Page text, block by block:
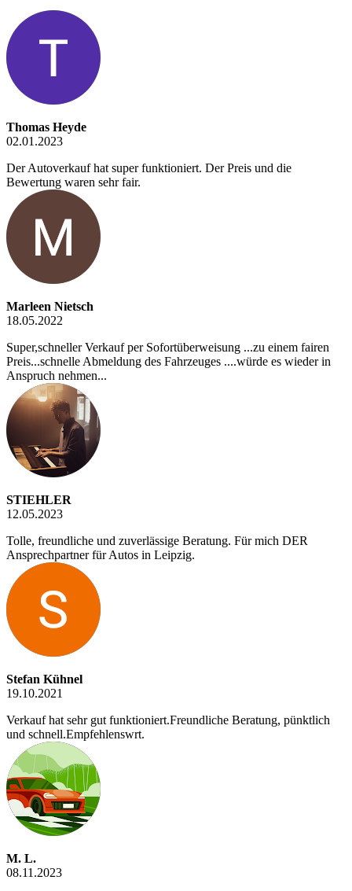
Thomas Heyde
02.01.2023
Der Autoverkauf hat super funktioniert. Der Preis und die
Bewertung waren sehr fair.
Marleen Nietsch
18.05.2022
Super,schneller Verkauf per Sofortüberweisung ...zu einem fairen
Preis...schnelle Abmeldung des Fahrzeuges ....würde es wieder in
Anspruch nehmen...
STIEHLER
12.05.2023
Tolle, freundliche und zuverlässige Beratung. Für mich DER
Ansprechpartner für Autos in Leipzig.
Stefan Kühnel
19.10.2021
Verkauf hat sehr gut funktioniert.Freundliche Beratung, pünktlich
und schnell.Empfehlenswrt.
M. L.
08.11.2023